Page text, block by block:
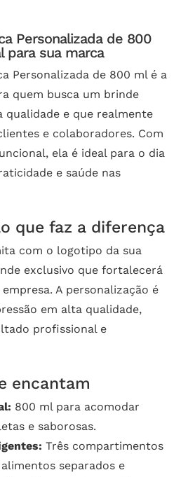
Personalizada de 800
para sua marca
Personalizada de 800 ml é a
quem busca um brinde
qualidade e que realmente
e colaboradores. Com
ela é ideal para o dia
e saúde nas
que faz a diferença
com o logotipo da sua
exclusivo que fortalecerá
A personalização é
em alta qualidade,
profissional e
encantam
800 ml para acomodar
e saborosas.
Três compartimentos
separados e